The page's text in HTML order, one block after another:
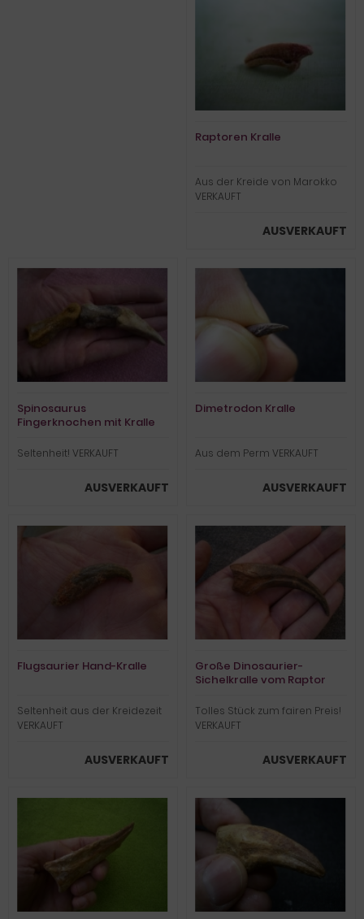
Raptoren Kralle
Aus der Kreide von Marokko
VERKAUFT
AUSVERKAUFT
Spinosaurus
Fingerknochen mit Kralle
Seltenheit! VERKAUFT
AUSVERKAUFT
Dimetrodon Kralle
Aus dem Perm VERKAUFT
AUSVERKAUFT
Flugsaurier Hand-Kralle
Seltenheit aus der Kreidezeit
VERKAUFT
AUSVERKAUFT
Große Dinosaurier-
Sichelkralle vom Raptor
Tolles Stück zum fairen Preis!
VERKAUFT
AUSVERKAUFT